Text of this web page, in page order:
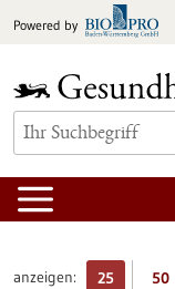
Inhalt
Powered by
anzeigen: 25 50